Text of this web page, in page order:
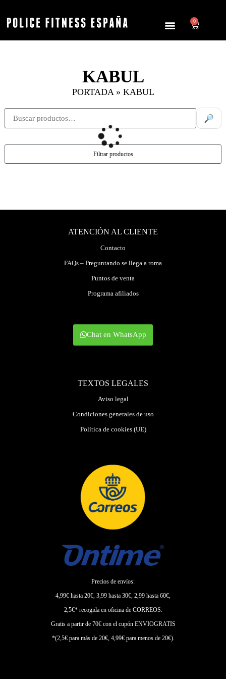
0
KABUL
PORTADA » KABUL
🔎
Filtrar productos
ATENCIÓN AL CLIENTE
Contacto
FAQs – Preguntando se llega a roma
Puntos de venta
Programa afiliados
Chat en WhatsApp
TEXTOS LEGALES
Aviso legal
Condiciones generales de uso
Política de cookies (UE)
Precios de envíos:
4,99€ hasta 20€, 3,99 hasta 30€, 2,99 hasta 60€,
2,5€* recogida en oficina de CORREOS.
Gratis a partir de 70€ con el cupón ENVIOGRATIS
*(2,5€ para más de 20€, 4,99€ para menos de 20€).